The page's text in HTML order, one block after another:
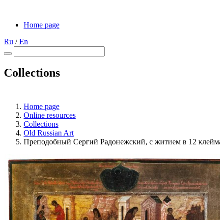
Home page
Ru /En
Collections
Home page
Online resources
Collections
Old Russian Art
Преподобный Сергий Радонежский, с житием в 12